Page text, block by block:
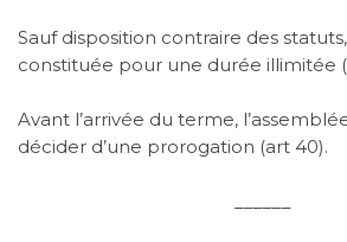
Sauf disposition contraire des
constituée pour une durée illimitée
Avant l’arrivée du terme,
décider d’une prorogation (art 40).